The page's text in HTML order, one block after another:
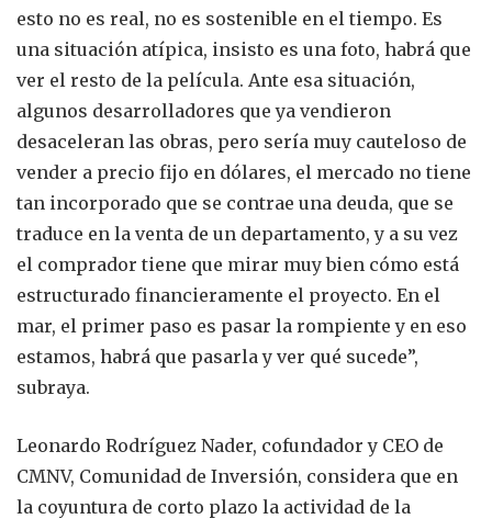
esto no es real, no es sostenible en el tiempo. Es
una situación atípica, insisto es una foto, habrá que
ver el resto de la película. Ante esa situación,
algunos desarrolladores que ya vendieron
desaceleran las obras, pero sería muy cauteloso de
vender a precio fijo en dólares, el mercado no tiene
tan incorporado que se contrae una deuda, que se
traduce en la venta de un departamento, y a su vez
el comprador tiene que mirar muy bien cómo está
estructurado financieramente el proyecto. En el
mar, el primer paso es pasar la rompiente y en eso
estamos, habrá que pasarla y ver qué sucede”,
subraya.
Leonardo Rodríguez Nader, cofundador y CEO de
CMNV, Comunidad de Inversión, considera que en
la coyuntura de corto plazo la actividad de la